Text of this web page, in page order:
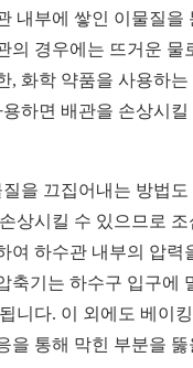
내부에 쌓인 이물질을
의 경우에는 뜨거운 물
, 화학 약품을 사용하는
하면 배관을 손상시킬
을 끄집어내는 방법도
상시킬 수 있으므로 조
여 하수관 내부의 압력
축기는 하수구 입구에
니다. 이 외에도 베이
을 통해 막힌 부분을 뚫